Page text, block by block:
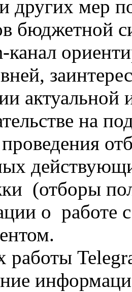
других мер
бюджетной
канал
на
(отборы
о работе
работы